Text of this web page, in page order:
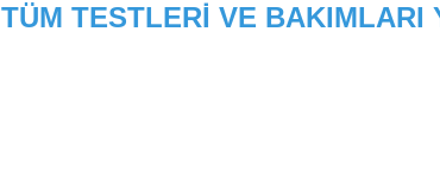
TÜM TESTLERİ VE BAKIMLARI